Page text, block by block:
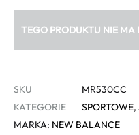
TEGO PRODUKTU NIE MA
SKU
MR530CC
KATEGORIE
SPORTOWE,
MARKA: NEW BALANCE